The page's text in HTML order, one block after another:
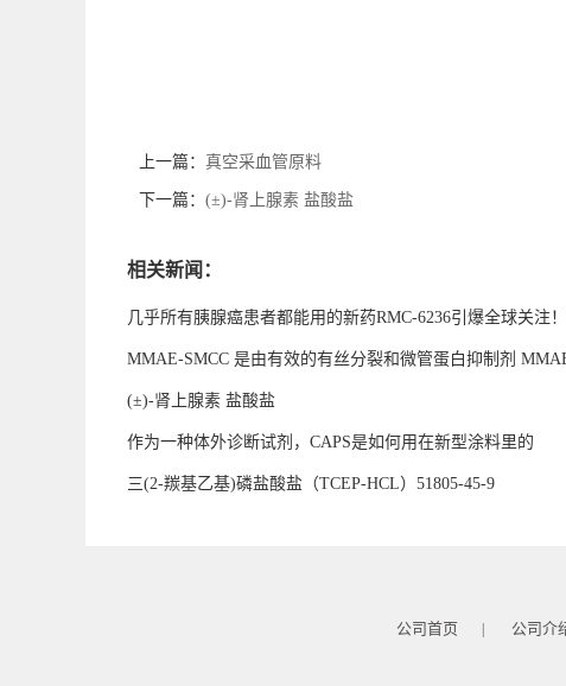
上一篇： 真空采血管原料
下一篇： (±)-肾上腺素 盐酸盐
相关新闻：
几乎所有胰腺癌患者都能用的新药RMC-6236引爆全球关注
MMAE-SMCC 是由有效的有丝分裂和微管蛋白抑制剂
(±)-肾上腺素 盐酸盐
作为一种体外诊断试剂，CAPS是如何用在新型涂料里的
三(2-羰基乙基)磷盐酸盐（TCEP-HCL）51805-45-9
公司首页 公司介